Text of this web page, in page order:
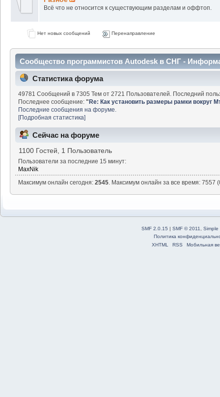
Всё что не относится к существующим разделам и оффтоп.
Нет новых сообщений Перенаправление
Сообщество программистов Autodesk в СНГ -
Статистика форума
49781 Сообщений в 7305 Тем от 2721 Пользователей. Последний
Последнее сообщение:"Re: Как установить размеры рамки вокруг
Последние сообщения на форуме.
[Подробная статистика]
Сейчас на форуме
1100 Гостей, 1 Пользователь
Пользователи за последние 15 минут:
MaxNik
Максимум онлайн сегодня:2545. Максимум онлайн за все время: 7557
SMF 2.0.15 | SMF © 2011
Simple
Политика
XHTML
RSS Мобильная